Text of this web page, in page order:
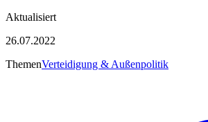
Aktualisiert
26.07.2022
ThemenVerteidigung & Außenpolitik